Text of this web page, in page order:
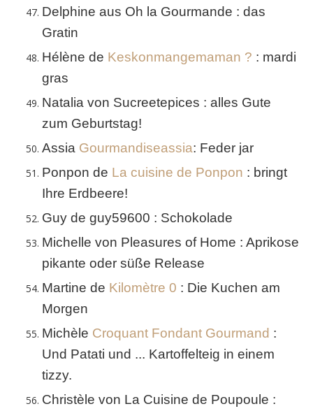
Delphine aus Oh la Gourmande : das
Gratin
Hélène de Keskonmangemaman ? : mardi
gras
Natalia von Sucreetepices : alles Gute
zum Geburtstag!
Assia Gourmandiseassia: Feder jar
Ponpon de La cuisine de Ponpon : bringt
Ihre Erdbeere!
Guy de guy59600 : Schokolade
Michelle von Pleasures of Home : Aprikose
pikante oder süße Release
Martine de Kilomètre 0 : Die Kuchen am
Morgen
Michèle Croquant Fondant Gourmand :
Und Patati und ... Kartoffelteig in einem
tizzy.
Christèle von La Cuisine de Poupoule :